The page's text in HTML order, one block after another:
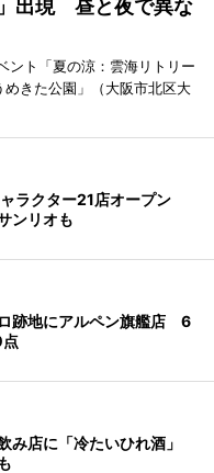
出現 昼と夜で異な
ント「夏の涼：雲海リトリー
めきた公園」（大阪市北区大
ラクター21店オープン
ンリオも
跡地にアルペン旗艦店 6
み店に「冷たいひれ酒」